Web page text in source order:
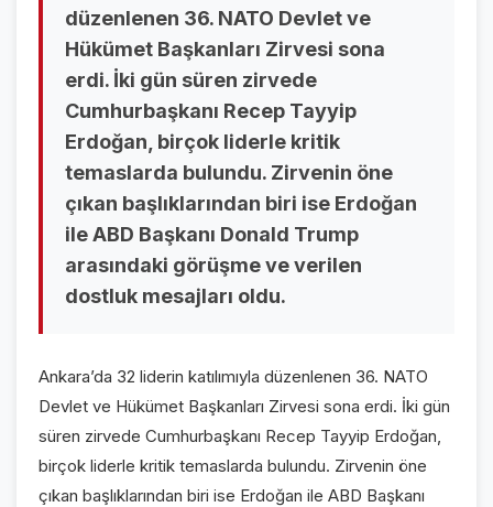
VİDEO GALERİ
FOTO GALERİ
GALERİLER
VİDEO GALERİ
FOTO GALERİ
KURUMSAL
KÜNYE
İLETİŞİM
düzenlenen 36. NATO Devlet ve
Hükümet Başkanları Zirvesi sona
erdi. İki gün süren zirvede
Cumhurbaşkanı Recep Tayyip
Erdoğan, birçok liderle kritik
temaslarda bulundu. Zirvenin öne
çıkan başlıklarından biri ise Erdoğan
ile ABD Başkanı Donald Trump
arasındaki görüşme ve verilen
dostluk mesajları oldu.
Ankara’da 32 liderin katılımıyla düzenlenen 36. NATO
Devlet ve Hükümet Başkanları Zirvesi sona erdi. İki gün
süren zirvede Cumhurbaşkanı Recep Tayyip Erdoğan,
birçok liderle kritik temaslarda bulundu. Zirvenin öne
çıkan başlıklarından biri ise Erdoğan ile ABD Başkanı